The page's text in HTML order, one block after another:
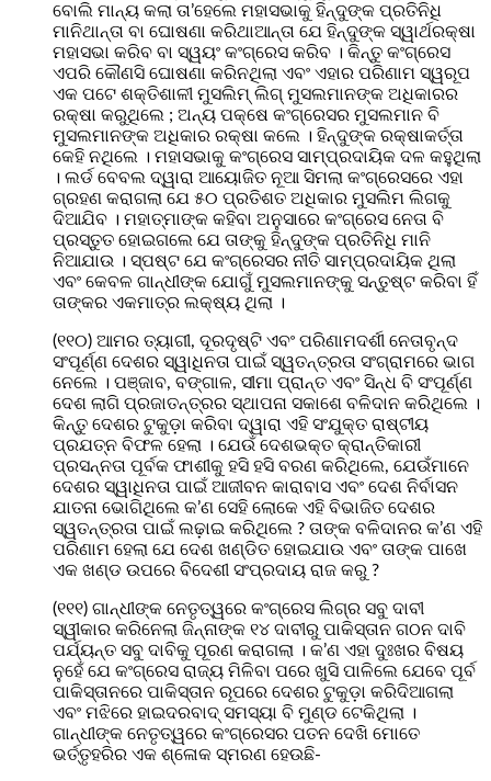
ବୋଲି ମାନ୍ୟ କଲା ତା’ହେଲେ ମହାସଭାକୁ ହିନ୍ଦୁଙ୍କ ପ୍ରତିନିଧି
ମାନିଥାନ୍ତା ବା ଘୋଷଣା କରିଥାଆନ୍ତା ଯେ ହିନ୍ଦୁଙ୍କ ସ୍ୱାର୍ଥରକ୍ଷା
ମହାସଭା କରିବ ବା ସ୍ୱୟଂ କଂଗ୍ରେସ କରିବ । କିନ୍ତୁ କଂଗ୍ରେସ
ଏପରି କୌଣସି ଘୋଷଣା କରିନଥିଲା ଏବଂ ଏହାର ପରିଣାମ ସ୍ୱରୂପ
ଏକ ପଟେ ଶକ୍ତିଶାଳୀ ମୁସଲିମ୍‌ ଲିଗ୍‌ ମୁସଲମାନଙ୍କ ଅଧିକାରର
ରକ୍ଷା କରୁଥିଲେ ; ଅନ୍ୟ ପକ୍ଷେ କଂଗ୍ରେସର ମୁସଲମାନ ବି
ମୁସଲମାନଙ୍କ ଅଧିକାର ରକ୍ଷା କଲେ । ହିନ୍ଦୁଙ୍କ ରକ୍ଷାକର୍ତ୍ତା
କେହି ନଥିଲେ । ମହାସଭାକୁ କଂଗ୍ରେସ ସାମ୍ପ୍ରଦାୟିକ ଦଳ କହୁଥିଲା
। ଲର୍ଡ ବେବଲ ଦ୍ୱାରା ଆୟୋଜିତ ନୂଆ ସିମଲା କଂଗ୍ରେସରେ ଏହା
ଗ୍ରହଣ କରାଗଲା ଯେ ୫୦ ପ୍ରତିଶତ ଅଧିକାର ମୁସଲିମ ଲିଗକୁ
ଦିଆଯିବ । ମହାତ୍ମାଙ୍କ କହିବା ଅନୁସାରେ କଂଗ୍ରେସ ନେତା ବି
ପ୍ରସ୍ତୁତ ହୋଇଗଲେ ଯେ ତାଙ୍କୁ ହିନ୍ଦୁଙ୍କ ପ୍ରତିନିଧି ମାନି
ନିଆଯାଉ । ସ୍ପଷ୍ଟ ଯେ କଂଗ୍ରେସର ନୀତି ସାମ୍ପ୍ରଦାୟିକ ଥିଲା
ଏବଂ କେବଳ ଗାନ୍ଧୀଙ୍କ ଯୋଗୁଁ ମୁସଲମାନଙ୍କୁ ସନ୍ତୁଷ୍ଟ କରିବା ହିଁ
ତାଙ୍କର ଏକମାତ୍ର ଲକ୍ଷ୍ୟ ଥିଲା ।
(୧୧୦) ଆମର ତ୍ୟାଗୀ, ଦୂରଦୃଷ୍ଟି ଏବଂ ପରିଣାମଦର୍ଶୀ ନେତାବୃନ୍ଦ
ସଂପୂର୍ଣ୍ଣ ଦେଶର ସ୍ୱାଧିନତା ପାଇଁ ସ୍ୱତନ୍ତ୍ରତା ସଂଗ୍ରାମରେ ଭାଗ
ନେଲେ । ପଞ୍ଜାବ, ବଙ୍ଗାଳ, ସୀମା ପ୍ରାନ୍ତ ଏବଂ ସିନ୍ଧ ବି ସଂପୂର୍ଣ୍ଣ
ଦେଶ ଲାଗି ପ୍ରଜାତନ୍ତ୍ରର ସ୍ଥାପନା ସକାଶେ ବଳିଦାନ କରିଥିଲେ ।
କିନ୍ତୁ ଦେଶର ଟୁକୁଡ଼ା କରିବା ଦ୍ୱାରା ଏହି ସଂଯୁକ୍ତ ରାଷ୍ଟୀୟ
ପ୍ରଯତ୍ନ ବିଫଳ ହେଲା । ଯେଉଁ ଦେଶଭକ୍ତ କ୍ରାନ୍ତିକାରୀ
ପ୍ରସନ୍ନତା ପୂର୍ବକ ଫାଶୀକୁ ହସି ହସି ବରଣ କରିଥିଲେ, ଯେଉଁମାନେ
ଦେଶର ସ୍ୱାଧିନତା ପାଇଁ ଆଜୀବନ କାରାବାସ ଏବଂ ଦେଶ ନିର୍ବାସନ
ଯାତନା ଭୋଗିଥିଲେ କ’ଣ ସେହି ଲୋକେ ଏହି ବିଭାଜିତ ଦେଶର
ସ୍ୱତନ୍ତ୍ରତା ପାଇଁ ଲଢ଼ାଇ କରିଥିଲେ ? ତାଙ୍କ ବଳିଦାନର କ’ଣ ଏହି
ପରିଣାମ ହେଲା ଯେ ଦେଶ ଖଣ୍ଡିତ ହୋଇଯାଉ ଏବଂ ତାଙ୍କ ପାଖେ
ଏକ ଖଣ୍ଡ ଉପରେ ବିଦେଶୀ ସଂପ୍ରଦାୟ ରାଜ କରୁ ?
(୧୧୧) ଗାନ୍ଧୀଙ୍କ ନେତୃତ୍ୱରେ କଂଗ୍ରେସ ଲିଗ୍‌ର ସବୁ ଦାବୀ
ସ୍ୱୀକାର କରିନେଲା ଜିନ୍ନାଙ୍କ ୧୪ ଦାବୀରୁ ପାକିସ୍ତାନ ଗଠନ ଦାବି
ପର୍ଯ୍ୟନ୍ତ ସବୁ ଦାବିକୁ ପୂରଣ କରାଗଲା । କ’ଣ ଏହା ଦୁଃଖର ବିଷୟ
ନୁହେଁ ଯେ କଂଗ୍ରେସ ରାଜ୍ୟ ମିଳିବା ପରେ ଖୁସି ପାଳିଲେ ଯେବେ ପୂର୍ବ
ପାକିସ୍ତାନରେ ପାକିସ୍ତାନ ରୂପରେ ଦେଶର ଟୁକୁଡ଼ା କରିଦିଆଗଲା
ଏବଂ ମଝିରେ ହାଇଦରବାଦ୍‌ ସମସ୍ୟା ବି ମୁଣ୍ଡ ଟେକିଥିଲା ।
ଗାନ୍ଧୀଙ୍କ ନେତୃତ୍ୱରେ କଂଗ୍ରେସର ପତନ ଦେଖି ମୋତେ
ଭର୍ତ୍ତୃହରିର ଏକ ଶ୍ଳୋକ ସ୍ମରଣ ହେଉଛି-